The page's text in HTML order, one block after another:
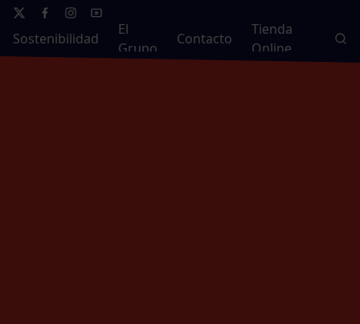
Sostenibilidad
El
Grupo
Contacto
Tienda
Online